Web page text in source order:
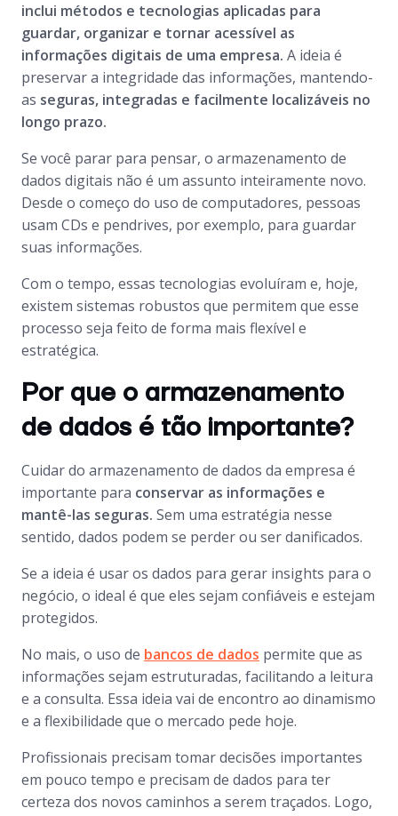
inclui métodos e tecnologias aplicadas para
guardar, organizar e tornar acessível as
informações digitais de uma empresa. A ideia é
preservar a integridade das informações, mantendo-
as seguras, integradas e facilmente localizáveis no
longo prazo.
Se você parar para pensar, o armazenamento de
dados digitais não é um assunto inteiramente novo.
Desde o começo do uso de computadores, pessoas
usam CDs e pendrives, por exemplo, para guardar
suas informações.
Com o tempo, essas tecnologias evoluíram e, hoje,
existem sistemas robustos que permitem que esse
processo seja feito de forma mais flexível e
estratégica.
Por que o armazenamento
de dados é tão importante?
Cuidar do armazenamento de dados da empresa é
importante para conservar as informações e
mantê-las seguras. Sem uma estratégia nesse
sentido, dados podem se perder ou ser danificados.
Se a ideia é usar os dados para gerar insights para o
negócio, o ideal é que eles sejam confiáveis e estejam
protegidos.
No mais, o uso de bancos de dados permite que as
informações sejam estruturadas, facilitando a leitura
e a consulta. Essa ideia vai de encontro ao dinamismo
e a flexibilidade que o mercado pede hoje.
Profissionais precisam tomar decisões importantes
em pouco tempo e precisam de dados para ter
certeza dos novos caminhos a serem traçados. Logo,